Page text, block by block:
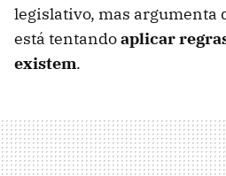
legislativo, mas argumenta
está tentandoaplicar
existem.